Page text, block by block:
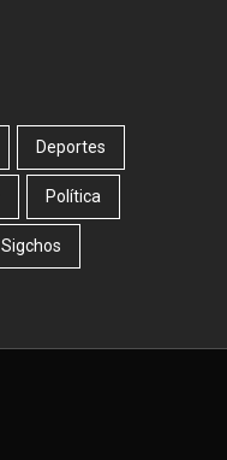
Deportes
Política
Sigchos